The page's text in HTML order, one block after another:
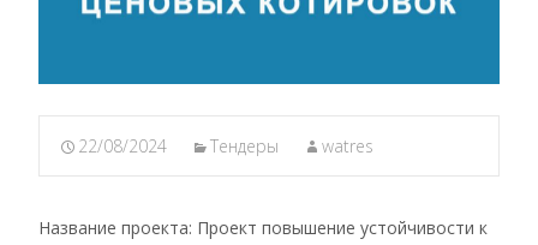
22/08/2024 Тендеры watres
Название проекта: Проект повышение устойчивости к